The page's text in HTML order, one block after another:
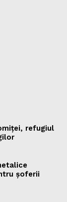
refugiul
șoferii